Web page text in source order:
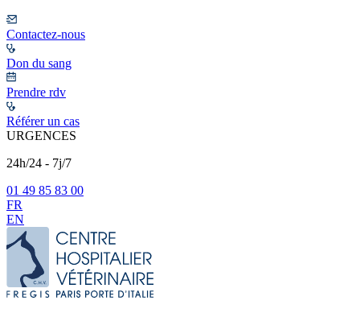
Contactez-nous
Don du sang
Prendre rdv
Référer un cas
URGENCES
24h/24 - 7j/7
01 49 85 83 00
FR
EN